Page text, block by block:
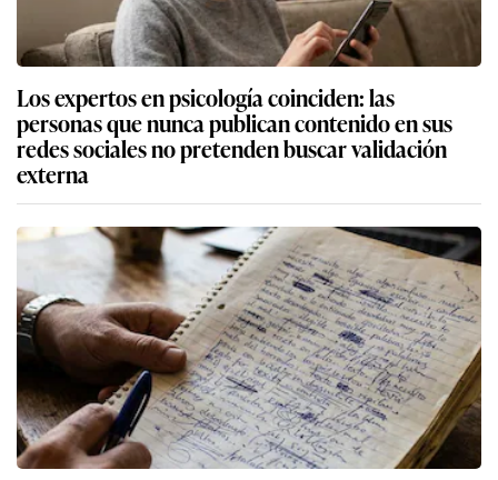
Los expertos en psicología coinciden: las
personas que nunca publican contenido en sus
redes sociales no pretenden buscar validación
externa